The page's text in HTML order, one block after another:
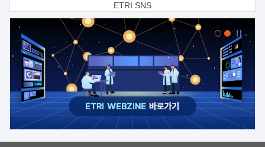
ETRI SNS